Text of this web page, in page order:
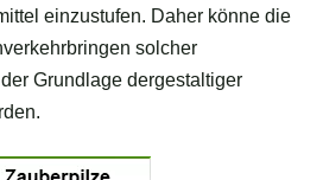
einzustufen. Daher könne die
solcher
Grundlage dergestaltiger